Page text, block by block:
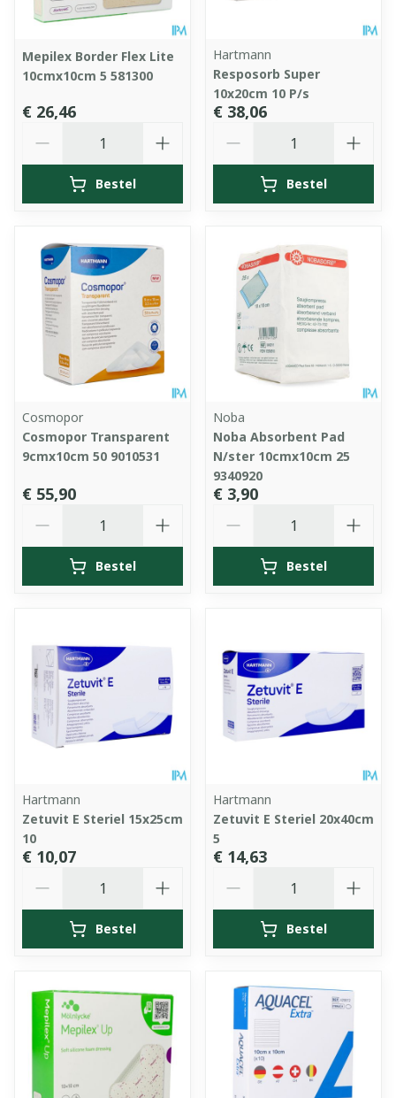
Mepilex Border Flex Lite
10cmx10cm 5 581300
€ 26,46
Bestel
Hartmann
Resposorb Super
10x20cm 10 P/s
€ 38,06
Bestel
Cosmopor
Cosmopor Transparent
9cmx10cm 50 9010531
€ 55,90
Bestel
Noba
Noba Absorbent Pad
N/ster 10cmx10cm 25
9340920
€ 3,90
Bestel
Hartmann
Zetuvit E Steriel 15x25cm
10
€ 10,07
Bestel
Hartmann
Zetuvit E Steriel 20x40cm
5
€ 14,63
Bestel